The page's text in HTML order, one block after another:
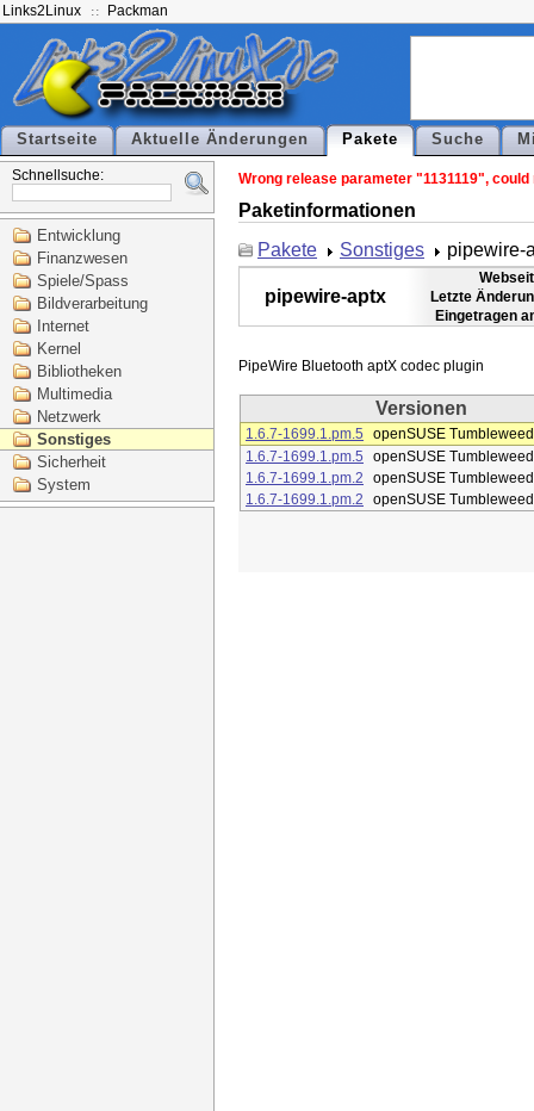
Links2Linux Packman
Startseite Aktuelle Änderungen Pakete Suche
Schnellsuche:
Entwicklung
Finanzwesen
Spiele/Spass
Bildverarbeitung
Internet
Kernel
Bibliotheken
Multimedia
Netzwerk
Sonstiges
Sicherheit
System
Wrong release parameter "1131119",
Paketinformationen
Pakete
Sonstiges pipewire-
pipewire-aptx
Letzte
Eingetragen
Versionen
1.6.7-1699.1.pm.5
openSUSE Tumbleweed
1.6.7-1699.1.pm.5
openSUSE Tumbleweed
1.6.7-1699.1.pm.2
openSUSE Tumbleweed
1.6.7-1699.1.pm.2
openSUSE Tumbleweed